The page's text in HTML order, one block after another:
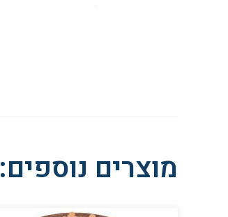
מוצרים נוספים: